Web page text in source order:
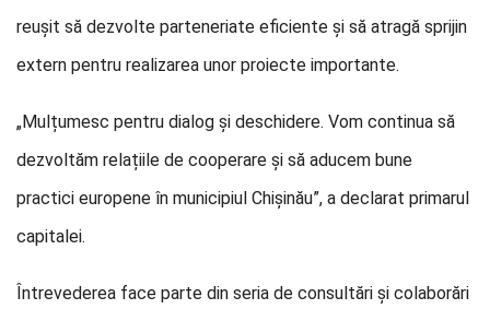
reușit să dezvolte parteneriate eficiente și să atragă sprijin
extern pentru realizarea unor proiecte importante.
„Mulțumesc pentru dialog și deschidere. Vom continua să
dezvoltăm relațiile de cooperare și să aducem bune
practici europene în municipiul Chișinău”, a declarat primarul
capitalei.
Întrevederea face parte din seria de consultări și colaborări